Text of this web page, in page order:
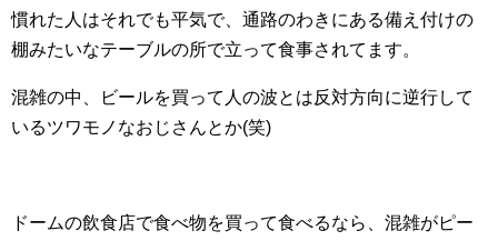
慣れた人はそれでも平気で、通路のわきにある備え付けの
棚みたいなテーブルの所で立って食事されてます。
混雑の中、ビールを買って人の波とは反対方向に逆行して
いるツワモノなおじさんとか(笑)
ドームの飲食店で食べ物を買って食べるなら、混雑がピー